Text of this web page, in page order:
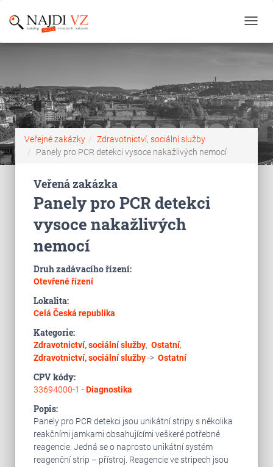
Veřejné zakázky
Zdravotnictví, sociální služby
Panely pro PCR detekci vysoce nakažlivých nemocí
Veřená zakázka
Panely pro PCR detekci
vysoce nakažlivých
nemocí
Druh zadávacího řízení:
Otevřené řízení
Lokalita:
Celá Česká republika
Kategorie:
Zdravotnictví, sociální služby, Ostatní,
Zdravotnictví, sociální služby-> Ostatní
CPV kódy:
33694000-1 -Diagnostika
Popis:
Panely pro PCR detekci jsou unikátní stripy s několika
reakčními jamkami obsahujícími veškeré potřebné
reagencie. Jedná se o naprosto unikátní systém
reagenční strip – přístroj. Reagencie ve stripech jsou